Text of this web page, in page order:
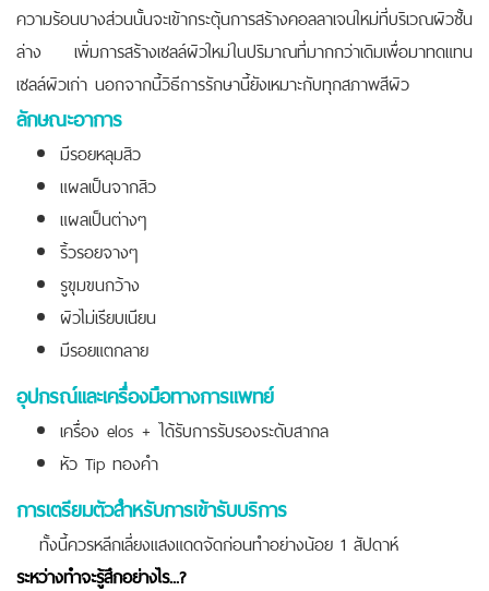
ความร้อนบางส่วนนั้นจะเข้ากระตุ้นการสร้างคอลลาเจนใหม่ที่บริเวณผิวชั้น
ล่าง เพิ่มการสร้างเซลล์ผิวใหม่ในปริมาณที่มากกว่าเดิมเพื่อมาทดแทน
เซลล์ผิวเก่า นอกจากนี้วิธีการรักษานี้ยังเหมาะกับทุกสภาพสีผิว
ลักษณะอาการ
มีรอยหลุมสิว
แผลเป็นจากสิว
แผลเป็นต่างๆ
ริ้วรอยจางๆ
รูขุมขนกว้าง
ผิวไม่เรียบเนียน
มีรอยแตกลาย
อุปกรณ์และเครื่องมือทางการแพทย์
เครื่อง elos + ได้รับการรับรองระดับสากล
หัว Tip ทองคำ
การเตรียมตัวสำหรับการเข้ารับบริการ
ทั้งนี้ควรหลีกเลี่ยงแสงแดดจัดก่อนทำอย่างน้อย 1 สัปดาห์
ระหว่างทำจะรู้สึกอย่างไร...?